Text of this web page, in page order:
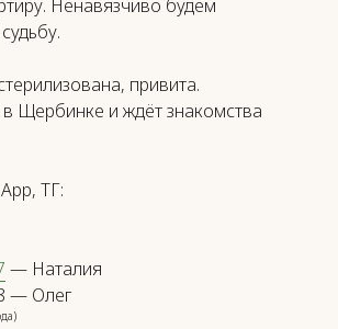
Ненавязчиво будем
привита.
Щербинке и ждёт знакомства
ТГ:
— Наталия
— Олег
НАМ!